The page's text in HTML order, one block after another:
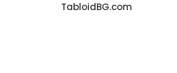
TabloidBG.com